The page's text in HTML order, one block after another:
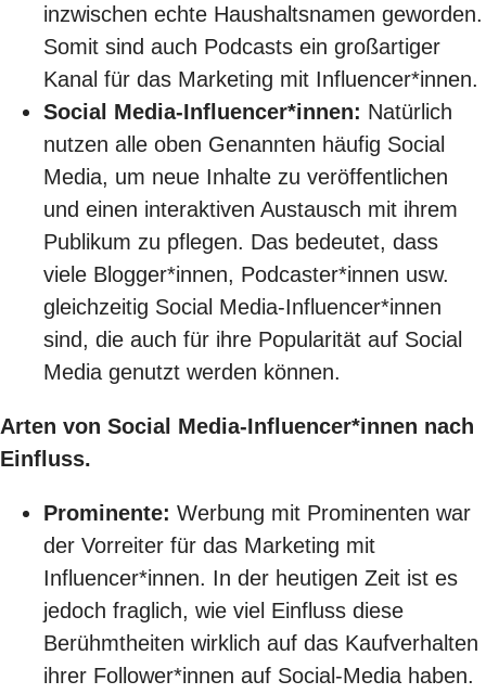
inzwischen echte Haushaltsnamen geworden.
Somit sind auch Podcasts ein großartiger
Kanal für das Marketing mit Influencer*innen.
Social Media-Influencer*innen: Natürlich
nutzen alle oben Genannten häufig Social
Media, um neue Inhalte zu veröffentlichen
und einen interaktiven Austausch mit ihrem
Publikum zu pflegen. Das bedeutet, dass
viele Blogger*innen, Podcaster*innen usw.
gleichzeitig Social Media-Influencer*innen
sind, die auch für ihre Popularität auf Social
Media genutzt werden können.
Arten von Social Media-Influencer*innen nach
Einfluss.
Prominente: Werbung mit Prominenten war
der Vorreiter für das Marketing mit
Influencer*innen. In der heutigen Zeit ist es
jedoch fraglich, wie viel Einfluss diese
Berühmtheiten wirklich auf das Kaufverhalten
ihrer Follower*innen auf Social-Media haben.